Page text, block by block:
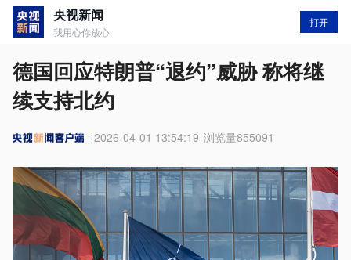
央视新闻
我用心你放心
打开
德国回应特朗普“退约”威胁 称将继
续支持北约
2026-04-01 13:54:19 浏览量855091